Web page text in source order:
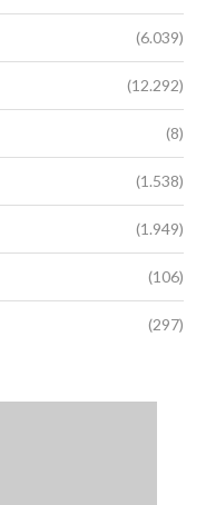
(6.039)
(12.292)
(8)
(1.538)
(1.949)
(106)
(297)